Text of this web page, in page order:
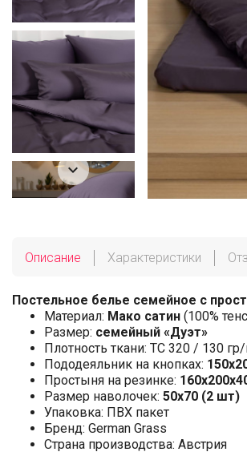

Описание Характеристики
Постельное белье семейное с
Материал: Мако сатин (100%
Размер: семейный «Дуэт»
Плотность ткани: ТС 320 / 130
Пододеяльник на кнопках:
Простыня на резинке:
Размер наволочек: 50x70 (2 шт)
Упаковка: ПВХ пакет
Бренд: German Grass
Страна производства: Австрия